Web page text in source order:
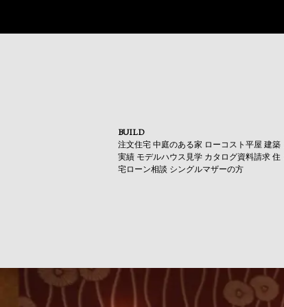
BUILD
注文住宅 中庭のある家 ローコスト平屋 建築
実績 モデルハウス見学 カタログ資料請求 住
宅ローン相談 シングルマザーの方